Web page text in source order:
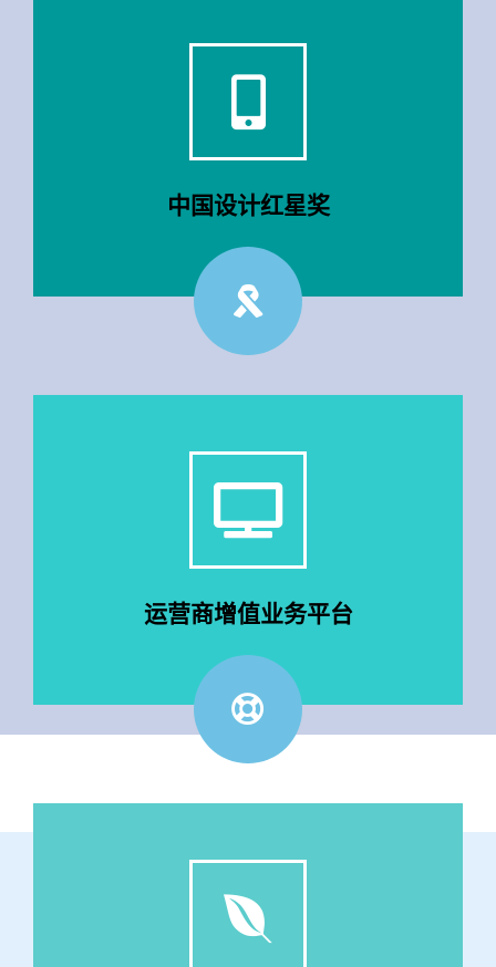
中国设计红星奖
安卓锁屏解决方案
运营商增值业务平台
话费 流量 企业短信 视频卡
包含100多种虚拟产品，提供全系列虚拟产品积分兑
换方案
详情访问
点击这里